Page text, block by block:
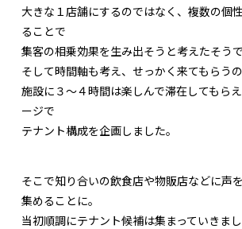
大きな１店舗にするのではなく、複数の個
ることで
集客の相乗効果を生み出そうと考えたそうで
そして時間軸も考え、せっかく来てもらう
施設に３〜４時間は楽しんで滞在してもら
ージで
テナント構成を企画しました。
そこで知り合いの飲食店や物販店などに声
集めることに。
当初順調にテナント候補は集まっていきまし